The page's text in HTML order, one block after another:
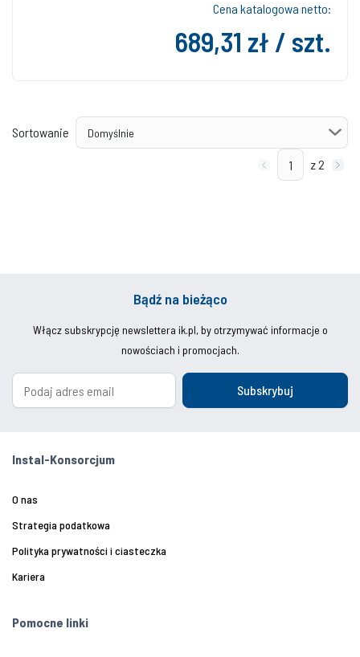
Cena katalogowa netto:
689,31 zł / szt.
Sortowanie
z 2
Bądź na bieżąco
Włącz subskrypcję newslettera ik.pl, by otrzymywać informacje o
nowościach i promocjach.
Subskrybuj
Instal-Konsorcjum
O nas
Strategia podatkowa
Polityka prywatności i ciasteczka
Kariera
Pomocne linki